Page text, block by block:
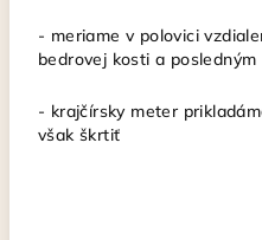
- meriame v polovici
bedrovej kosti a
- krajčírsky meter
však škrtiť